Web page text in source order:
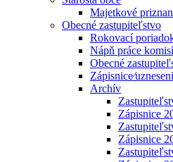
Majetkové
Obecné zastupiteľstvo
Rokovací
Nápň práce komisí
Obecné
Archív
Zápisnice
Zápisnice